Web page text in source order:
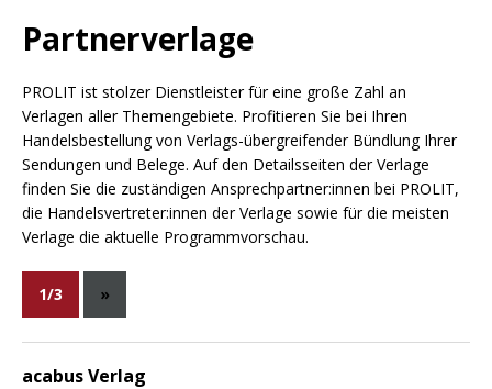
Partnerverlage
PROLIT ist stolzer Dienstleister für eine große Zahl an
Verlagen aller Themengebiete. Profitieren Sie bei Ihren
Handelsbestellung von Verlags-übergreifender Bündlung Ihrer
Sendungen und Belege. Auf den Detailsseiten der Verlage
finden Sie die zuständigen Ansprechpartner:innen bei PROLIT,
die Handelsvertreter:innen der Verlage sowie für die meisten
Verlage die aktuelle Programmvorschau.
1/3 »
acabus Verlag